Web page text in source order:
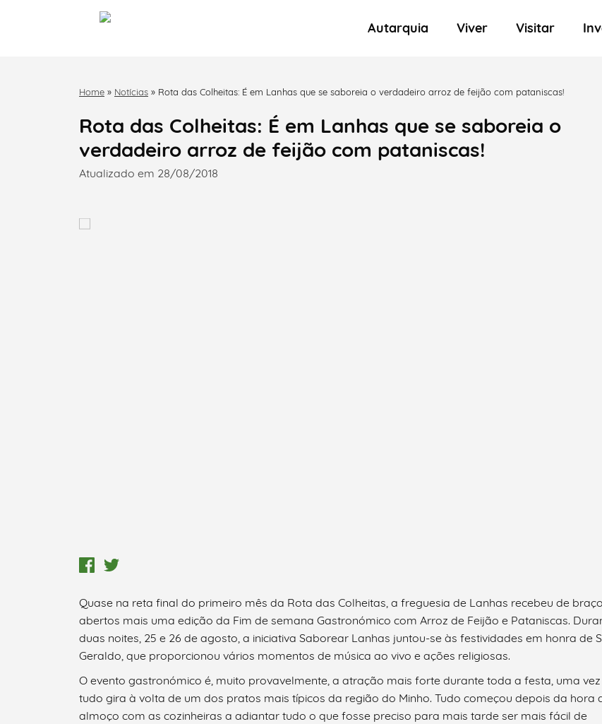
Autarquia Viver Visitar
Home » Notícias » Rota das Colheitas: É em Lanhas que se saboreia o verdadeiro arroz de feijão com pataniscas!
Rota das Colheitas: É em Lanhas que se saboreia o
verdadeiro arroz de feijão com pataniscas!
Atualizado em 28/08/2018
Quase na reta final do primeiro mês da Rota das Colheitas, a freguesia de Lanhas recebeu de
abertos mais uma edição da Fim de semana Gastronómico com Arroz de Feijão e Pataniscas.
duas noites, 25 e 26 de agosto, a iniciativa Saborear Lanhas juntou-se às festividades em honra de
Geraldo, que proporcionou vários momentos de música ao vivo e ações religiosas.
O evento gastronómico é, muito provavelmente, a atração mais forte durante toda a festa, uma
tudo gira à volta de um dos pratos mais típicos da região do Minho. Tudo começou depois da hora
almoço com as cozinheiras a adiantar tudo o que fosse preciso para mais tarde ser mais fácil de